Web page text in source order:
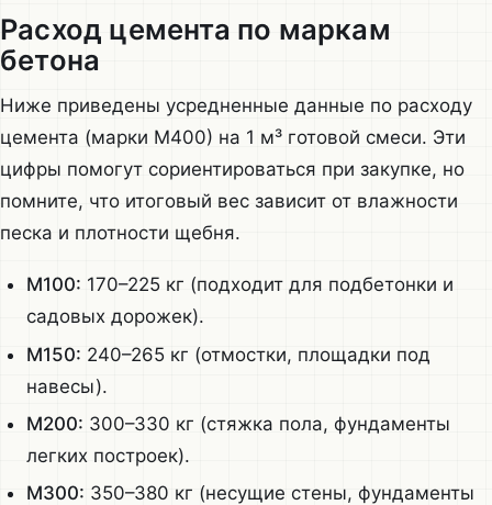
Расход цемента по маркам
бетона
Ниже приведены усредненные данные по расходу
цемента (марки М400) на 1 м³ готовой смеси. Эти
цифры помогут сориентироваться при закупке, но
помните, что итоговый вес зависит от влажности
песка и плотности щебня.
М100: 170–225 кг (подходит для подбетонки и
садовых дорожек).
М150: 240–265 кг (отмостки, площадки под
навесы).
М200: 300–330 кг (стяжка пола, фундаменты
легких построек).
М300: 350–380 кг (несущие стены, фундаменты